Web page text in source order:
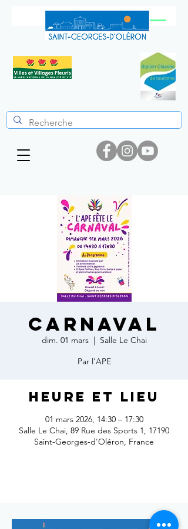
Carnaval
dim. 01 mars
  |
Salle Le Chai
Par l'APE
Heure et lieu
01 mars 2026, 14:30 – 17:30
Salle Le Chai, 89 Rue des Sports 1, 17190
Saint-Georges-d'Oléron, France